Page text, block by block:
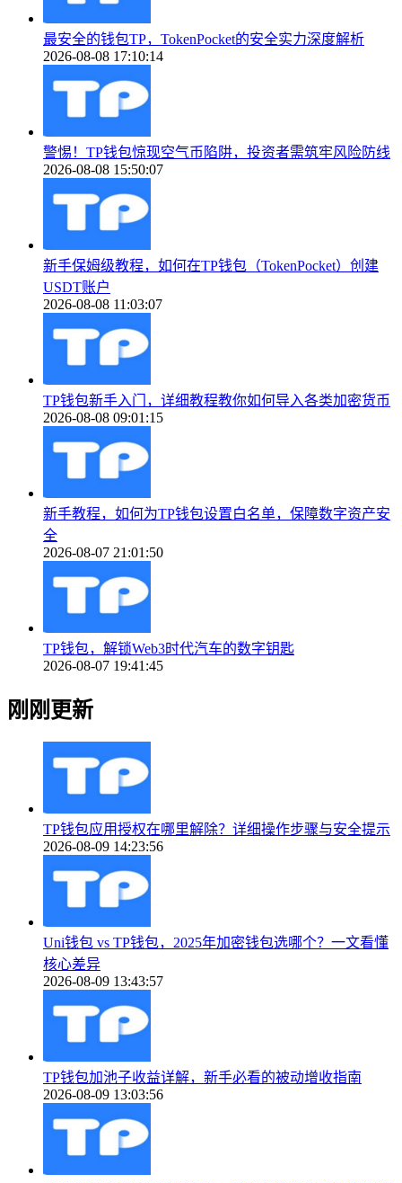
最安全的钱包TP，TokenPocket的安全实力深度解析
2026-08-08 17:10:14
警惕！TP钱包惊现空气币陷阱，投资者需筑牢风险防线
2026-08-08 15:50:07
新手保姆级教程，如何在TP钱包（TokenPocket）创建
USDT账户
2026-08-08 11:03:07
TP钱包新手入门，详细教程教你如何导入各类加密货币
2026-08-08 09:01:15
新手教程，如何为TP钱包设置白名单，保障数字资产安
全
2026-08-07 21:01:50
TP钱包，解锁Web3时代汽车的数字钥匙
2026-08-07 19:41:45
刚刚更新
TP钱包应用授权在哪里解除？详细操作步骤与安全提示
2026-08-09 14:23:56
Uni钱包 vs TP钱包，2025年加密钱包选哪个？一文看懂
核心差异
2026-08-09 13:43:57
TP钱包加池子收益详解，新手必看的被动增收指南
2026-08-09 13:03:56